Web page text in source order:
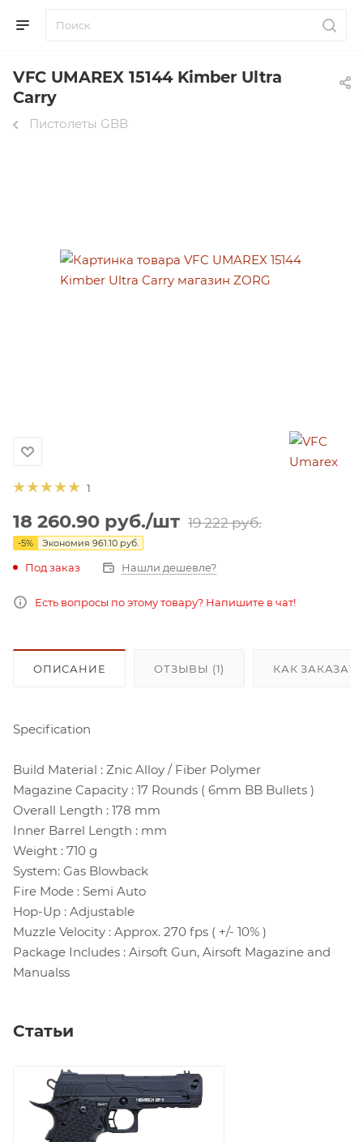
VFC UMAREX 15144 Kimber Ultra
Carry
Пистолеты GBB
1
18 260.90 руб./шт 19 222руб.
-5% Экономия 961.10 руб.
Под заказ Нашли дешевле?
Есть вопросы по этому товару? Напишите в чат!
ОПИСАНИЕ ОТЗЫВЫ (1) КАК
Specification
Build Material : Znic Alloy / Fiber Polymer
Magazine Capacity : 17 Rounds ( 6mm BB Bullets )
Overall Length : 178 mm
Inner Barrel Length : mm
Weight : 710 g
System: Gas Blowback
Fire Mode : Semi Auto
Hop-Up : Adjustable
Muzzle Velocity : Approx. 270 fps ( +/- 10% )
Package Includes : Airsoft Gun, Airsoft Magazine and
Manualss
Статьи